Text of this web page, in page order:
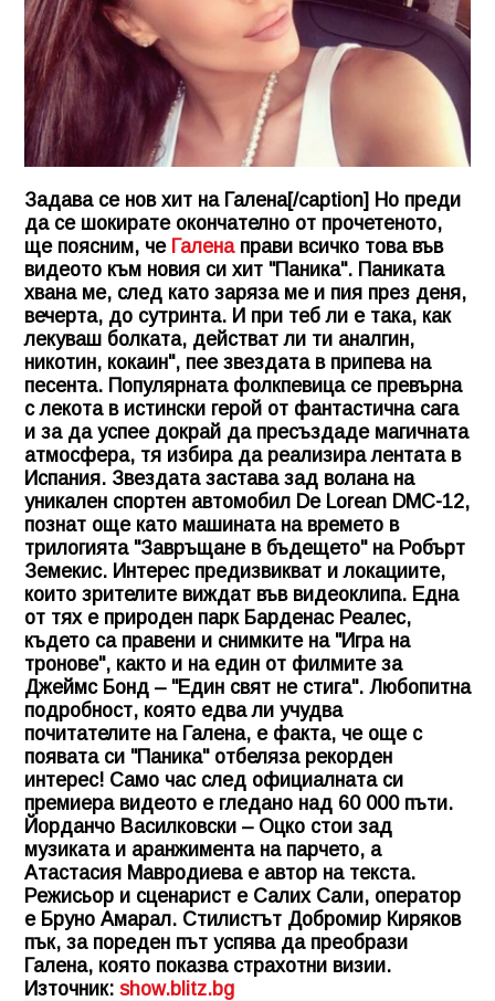
Задава се нов хит на Галена[/caption] Но преди
да се шокирате окончателно от прочетеното,
ще поясним, че Галенаправи всичко това във
видеото към новия си хит "Паника". Паниката
хвана ме, след като заряза ме и пия през деня,
вечерта, до сутринта. И при теб ли е така, как
лекуваш болката, действат ли ти аналгин,
никотин, кокаин", пее звездата в припева на
песента. Популярната фолкпевица се превърна
с лекота в истински герой от фантастична сага
и за да успее докрай да пресъздаде магичната
атмосфера, тя избира да реализира лентата в
Испания. Звездата застава зад волана на
уникален спортен автомобил De Lorean DMC-12,
познат още като машината на времето в
трилогията "Завръщане в бъдещето" на Робърт
Земекис. Интерес предизвикват и локациите,
които зрителите виждат във видеоклипа. Една
от тях е природен парк Барденас Реалес,
където са правени и снимките на "Игра на
тронове", както и на един от филмите за
Джеймс Бонд – "Един свят не стига". Любопитна
подробност, която едва ли учудва
почитателите на Галена, е факта, че още с
появата си "Паника" отбеляза рекорден
интерес! Само час след официалната си
премиера видеото е гледано над 60 000 пъти.
Йорданчо Василковски – Оцко стои зад
музиката и аранжимента на парчето, а
Атастасия Мавродиева е автор на текста.
Режисьор и сценарист е Салих Сали, оператор
е Бруно Амарал. Стилистът Добромир Киряков
пък, за пореден път успява да преобрази
Галена, която показва страхотни визии.
Източник: show.blitz.bg